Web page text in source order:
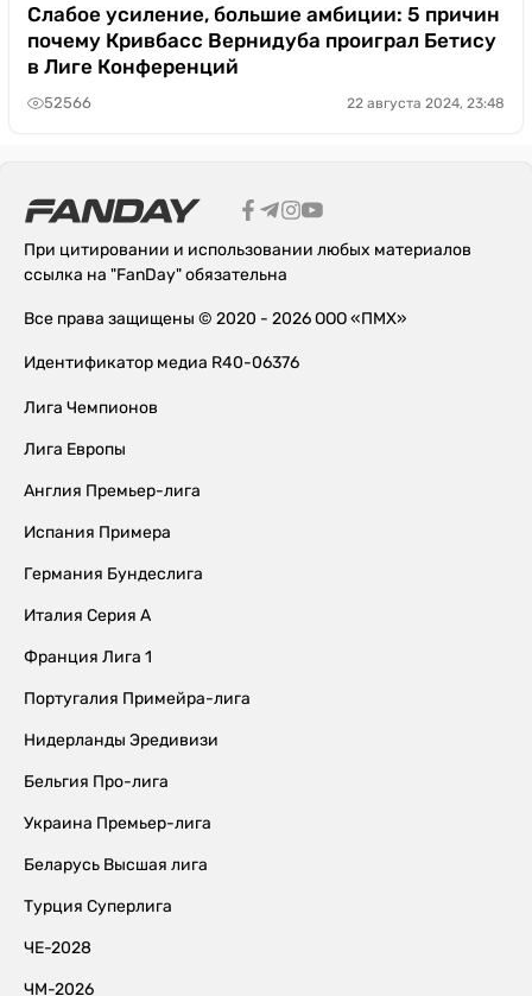
Слабое усиление, большие амбиции: 5 причин
почему Кривбасс Вернидуба проиграл Бетису
в Лиге Конференций
52566 22 августа 2024, 23:48
При цитировании и использовании любых материалов
ссылка на "FanDay" обязательна
Все права защищены © 2020 - 2026 ООО «ПМХ»
Идентификатор медиа R40-06376
Лига Чемпионов
Лига Европы
Англия Премьер-лига
Испания Примера
Германия Бундеслига
Италия Серия А
Франция Лига 1
Португалия Примейра-лига
Нидерланды Эредивизи
Бельгия Про-лига
Украина Премьер-лига
Беларусь Высшая лига
Турция Суперлига
ЧЕ-2028
ЧМ-2026